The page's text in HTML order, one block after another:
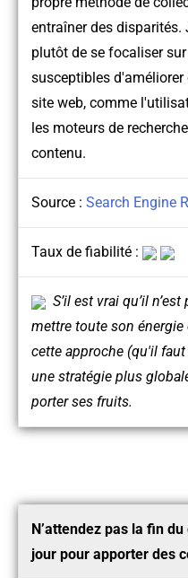
entraîner des
plutôt de se focaliser
susceptibles
site web, comme
les moteurs de
contenu.
Source : Search Engine
Taux de fiabilité :
S’il est vrai qu’il
mettre toute son énergie
cette approche (qu'il
une stratégie plus
porter ses fruits.
N’attendez pas la fin
jour pour apporter des